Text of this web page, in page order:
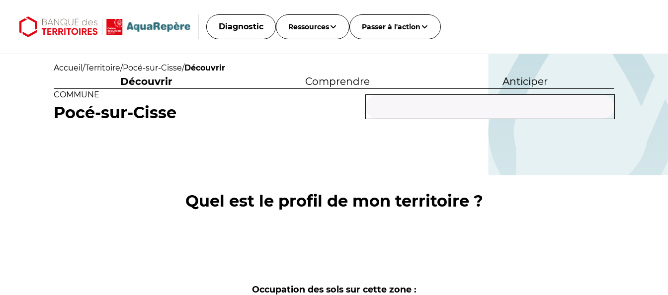
Diagnostic Ressources Passer à l'action
Accueil /Territoire/Pocé-sur-Cisse/Découvrir
Découvrir Comprendre Anticiper
COMMUNE
Pocé-sur-Cisse
Quel est le profil de mon territoire ?
Occupation des sols sur cette zone :